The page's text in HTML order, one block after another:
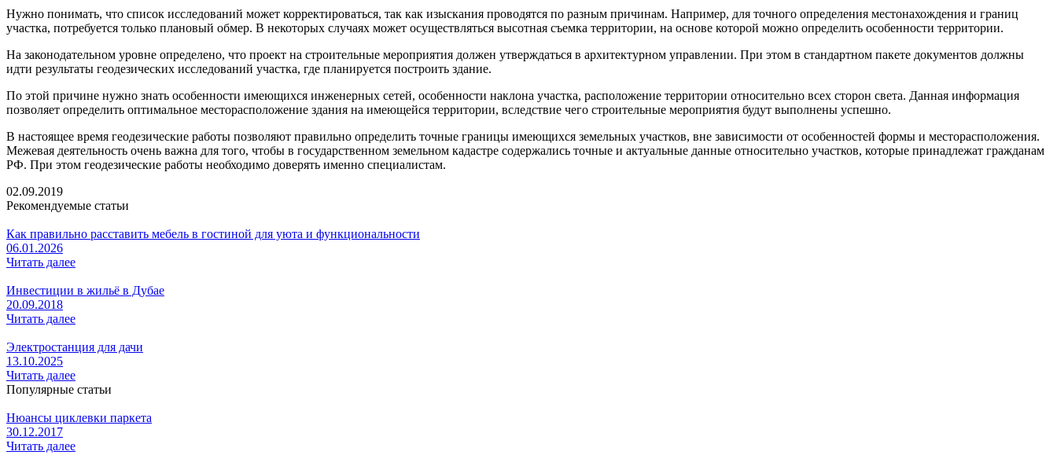
Нужно понимать, что список исследований может корректироваться, так как изыскания проводятся по разным причинам. Например, для точного определения местонахождения и границ
участка, потребуется только плановый обмер. В некоторых случаях может осуществляться высотная съемка территории, на основе которой можно определить особенности территории.
На законодательном уровне определено, что проект на строительные мероприятия должен утверждаться в архитектурном управлении. При этом в стандартном пакете документов должны
идти результаты геодезических исследований участка, где планируется построить здание.
По этой причине нужно знать особенности имеющихся инженерных сетей, особенности наклона участка, расположение территории относительно всех сторон света. Данная информация
позволяет определить оптимальное месторасположение здания на имеющейся территории, вследствие чего строительные мероприятия будут выполнены успешно.
В настоящее время геодезические работы позволяют правильно определить точные границы имеющихся земельных участков, вне зависимости от особенностей формы и месторасположения.
Межевая деятельность очень важна для того, чтобы в государственном земельном кадастре содержались точные и актуальные данные относительно участков, которые принадлежат гражданам
РФ. При этом геодезические работы необходимо доверять именно специалистам.
02.09.2019
Рекомендуемые статьи
Как правильно расставить мебель в гостиной для уюта и функциональности
06.01.2026
Читать далее
Инвестиции в жильё в Дубае
20.09.2018
Читать далее
Электростанция для дачи
13.10.2025
Читать далее
Популярные статьи
Нюансы циклевки паркета
30.12.2017
Читать далее